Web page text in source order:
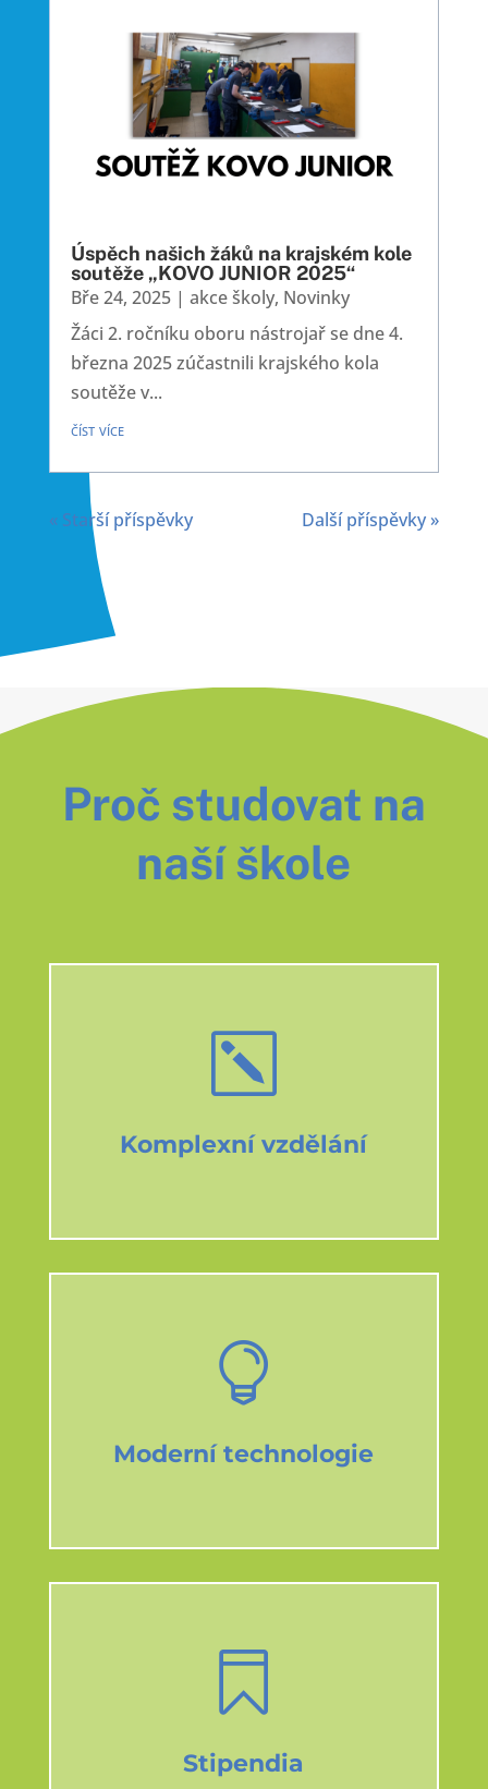
Úspěch našich žáků na krajském kole
soutěže „KOVO JUNIOR 2025“
Bře 24, 2025| akce školy, Novinky
Žáci 2. ročníku oboru nástrojař se dne 4.
března 2025 zúčastnili krajského kola
soutěže v...
číst více
« Starší příspěvky Další příspěvky »
Proč studovat na
naší škole
k
Komplexní vzdělání

Moderní technologie

Stipendia